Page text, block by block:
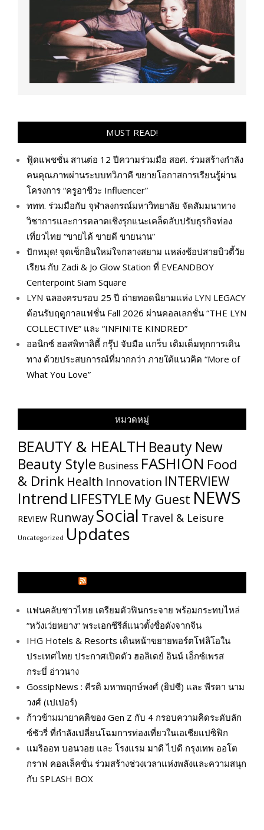
MUST READ!
ฟู้ดแพชชั่น สานต่อ 12 ปีความร่วมมือ สอศ. ร่วมสร้างกำลัง
คนคุณภาพผ่านระบบทวิภาคี ขยายโอกาสการเรียนรู้ผ่าน
โครงการ “ครูอาชีวะ Influencer”
ททท. ร่วมมือกับ จุฬาลงกรณ์มหาวิทยาลัย จัดสัมมนาทาง
วิชาการและการตลาดเชิงรุกแนะเคล็ดลับปรับธุรกิจท่อง
เที่ยวไทย “ขายได้ ขายดี ขายนาน”
ปักหมุด! จุดเช็กอินใหม่ใจกลางสยาม แหล่งช้อปสายบิวตี้วัย
เรียน กับ Zadi & Jo Glow Station ที่ EVEANDBOY
Centerpoint Siam Square
LYN ฉลองครบรอบ 25 ปี ถ่ายทอดนิยามแห่ง LYN LEGACY
ต้อนรับฤดูกาลแฟชั่น Fall 2026 ผ่านคอลเลกชั่น “THE LYN
COLLECTIVE” และ “INFINITE KINDRED”
ออนิกซ์ ฮอสพิทาลิตี้ กรุ๊ป จับมือ แกร็บ เติมเต็มทุกการเดิน
ทาง ด้วยประสบการณ์ที่มากกว่า ภายใต้แนวคิด “More of
What You Love”
หมวดหมู่
BEAUTY & HEALTH Beauty New
Beauty Style Business FASHION Food
& Drink Health Innovation INTERVIEW
Intrend LIFESTYLE My​ Guest NEWS
REVIEW RunwaySocial Travel & Leisure
Uncategorized Updates
แฟนคลับชาวไทย เตรียมตัวฟินกระจาย พร้อมกระทบไหล่
“หวังเว่ยหยาง” พระเอกซีรีส์แนวตั้งชื่อดังจากจีน
IHG Hotels & Resorts เดินหน้าขยายพอร์ตโฟลิโอใน
ประเทศไทย ประกาศเปิดตัว ฮอลิเดย์ อินน์ เอ็กซ์เพรส
กระบี่ อ่าวนาง
GossipNews : คีรติ มหาพฤกษ์พงศ์ (ยิปซี) และ พีรดา นาม
วงศ์ (เปเปอร์)
ก้าวข้ามมายาคติของ Gen Z กับ 4 กรอบความคิดระดับลัก
ซ์ชัวรี่ ที่กำลังเปลี่ยนโฉมการท่องเที่ยวในเอเชียแปซิฟิก
แมริออท บอนวอย และ โรงแรม มาดี ไปดี กรุงเทพ ออโต
กราฟ คอลเล็คชั่น ร่วมสร้างช่วงเวลาแห่งพลังและความสนุก
กับ SPLASH BOX